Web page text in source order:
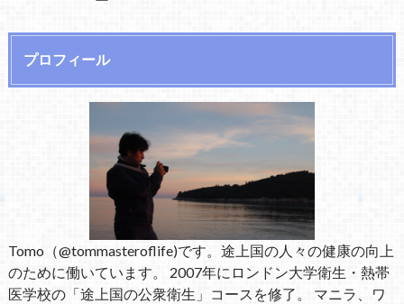
プロフィール
Tomo（@tommasteroflife)です。途上国の人々の健康の向上
のために働いています。 2007年にロンドン大学衛生・熱帯
医学校の「途上国の公衆衛生」コースを修了。 マニラ、ワ